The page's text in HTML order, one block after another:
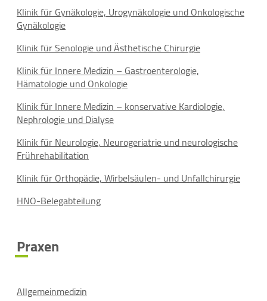
Klinik für Gynäkologie, Urogynäkologie und Onkologische
Gynäkologie
Klinik für Senologie und Ästhetische Chirurgie
Klinik für Innere Medizin – Gastroenterologie,
Hämatologie und Onkologie
Klinik für Innere Medizin – konservative Kardiologie,
Nephrologie und Dialyse
Klinik für Neurologie, Neurogeriatrie und neurologische
Frührehabilitation
Klinik für Orthopädie, Wirbelsäulen- und Unfallchirurgie
HNO-Belegabteilung
Praxen
Allgemeinmedizin